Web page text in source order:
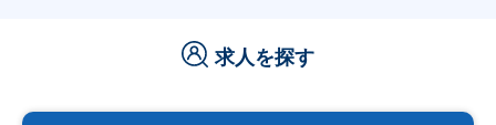
求人を探す